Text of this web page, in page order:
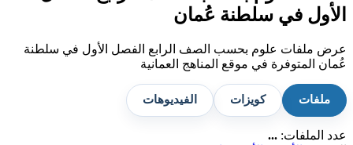
الأول في سلطنة عُمان
عرض ملفات علوم بحسب الصف الرابع الفصل الأول في سلطنة
عُمان المتوفرة في موقع المناهج العمانية
ملفات كويزات الفيديوهات
عدد الملفات: ...